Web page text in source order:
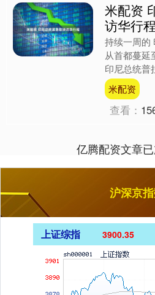
米配资
访华行程
持续一周的
从首都蔓延
印尼总统普
抗议示威规
度最高，是
米配资
查看：
亿腾配资文章
沪深京
上证综指 3900.35